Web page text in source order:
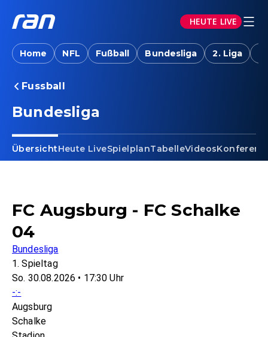
HEUTE LIVE
Home NFL Fußball Bundesliga 2. Liga
Fussball
Bundesliga
ÜbersichtHeute LiveSpielplanTabelleVideosKonferenz
FC Augsburg - FC Schalke
04
Bundesliga
1. Spieltag
So. 30.08.2026 • 17:30 Uhr
-:-
Augsburg
Schalke